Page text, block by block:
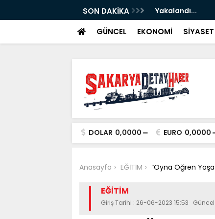
SON DAKİKA Yakalandı...
GÜNCEL EKONOMİ SİYASET
DOLAR 0,0000 EURO 0,0000
Anasayfa EĞİTİM “Oyna Öğren
EĞİTİM
Giriş Tarihi : 26-06-2023 15:53